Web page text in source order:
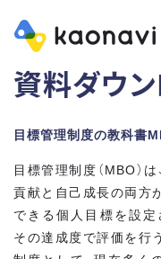
資料ダウ
目標管理制度の教科書
目標管理制度（MBO）は
貢献と自己成長の両方
できる個人目標を設定
その達成度で評価を行